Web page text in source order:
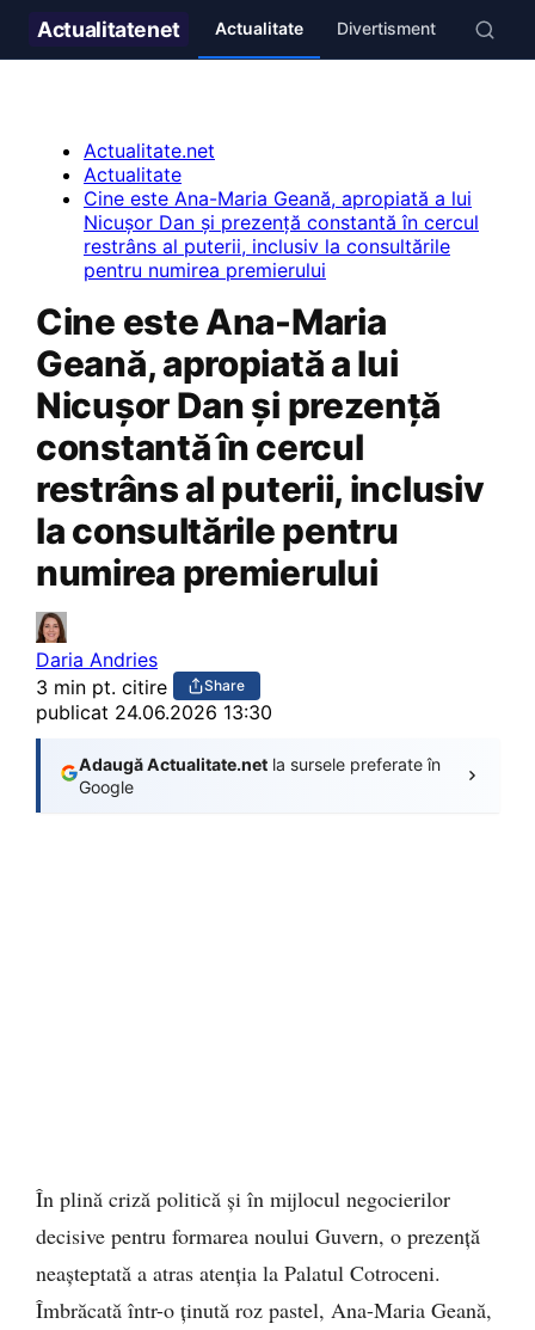
Actualitatenet Actualitate Divertisment Stil de
Actualitate.net
Actualitate
Cine este Ana-Maria Geană, apropiată a lui
Nicușor Dan și prezență constantă în cercul
restrâns al puterii, inclusiv la consultările
pentru numirea premierului
Cine este Ana-Maria
Geană, apropiată a lui
Nicușor Dan și prezență
constantă în cercul
restrâns al puterii, inclusiv
la consultările pentru
numirea premierului
Daria Andries
3 min pt. citire
Share
publicat 24.06.2026 13:30
Adaugă Actualitate.net la sursele preferate în
Google
În plină criză politică și în mijlocul negocierilor
decisive pentru formarea noului Guvern, o prezență
neașteptată a atras atenția la Palatul Cotroceni.
Îmbrăcată într-o ținută roz pastel, Ana-Maria Geană,